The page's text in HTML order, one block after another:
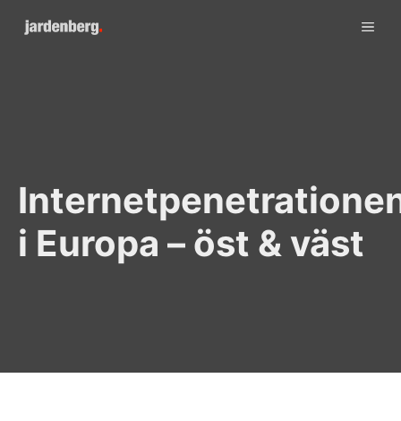
i Europa – öst & väst